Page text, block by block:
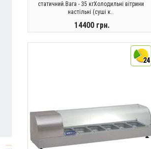
статичний.Вага - 35 кгХолодильні вітрини
настільні (суші к..
14400 грн.
24